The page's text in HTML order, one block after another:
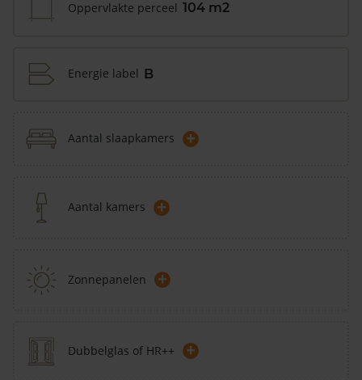
Oppervlakte perceel 104 m2
Energie label B
Aantal slaapkamers +
Aantal kamers +
Zonnepanelen +
Dubbelglas of HR++ +